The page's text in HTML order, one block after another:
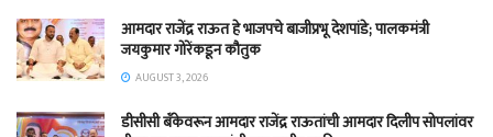
आमदार राजेंद्र राऊत हे भाजपचे बाजीप्रभू देशपांडे; पालकमंत्री
जयकुमार गोरेंकडून कौतुक
AUGUST 3, 2026
डीसीसी बँकेवरून आमदार राजेंद्र राऊतांची आमदार दिलीप सोपलांवर